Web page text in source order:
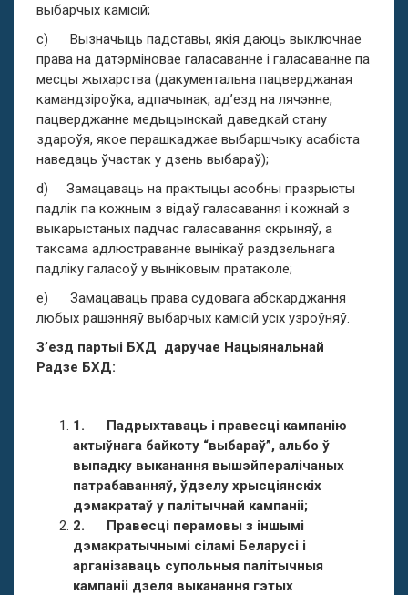
выбарчых камісій;
c) Вызначыць падставы, якія даюць выключнае
права на датэрміновае галасаванне і галасаванне па
месцы жыхарства (дакументальна пацверджаная
камандзіроўка, адпачынак, ад’езд на лячэнне,
пацверджанне медыцынскай даведкай стану
здароўя, якое перашкаджае выбаршчыку асабіста
наведаць ўчастак у дзень выбараў);
d) Замацаваць на практыцы асобны празрысты
падлік па кожным з відаў галасавання і кожнай з
выкарыстаных падчас галасавання скрыняў, а
таксама адлюстраванне вынікаў раздзельнага
падліку галасоў у выніковым пратаколе;
e) Замацаваць права судовага абскарджання
любых рашэнняў выбарчых камісій усіх узроўняў.
З’езд партыі БХД даручае Нацыянальнай
Радзе БХД:
1. Падрыхтаваць і правесці кампанію
актыўнага байкоту “выбараў”, альбо ў
выпадку выканання вышэйпералічаных
патрабаванняў, ўдзелу хрысціянскіх
дэмакратаў у палітычнай кампаніі;
2. Правесці перамовы з іншымі
дэмакратычнымі сіламі Беларусі і
арганізаваць супольныя палітычныя
кампаніі дзеля выканання гэтых